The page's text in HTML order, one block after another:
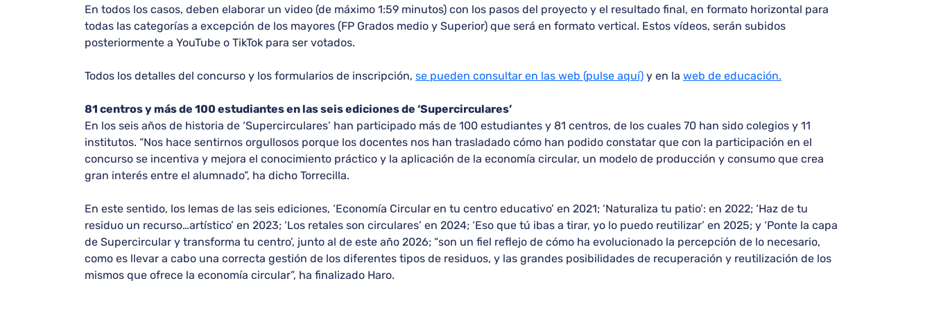
En todos los casos, deben elaborar un video (de máximo 1:59 minutos) con los pasos del proyecto y el resultado final, en formato horizontal para
todas las categorías a excepción de los mayores (FP Grados medio y Superior) que será en formato vertical. Estos vídeos, serán subidos
posteriormente a YouTube o TikTok para ser votados.
Todos los detalles del concurso y los formularios de inscripción, se pueden consultar en las web (pulse aquí) y en la web de educación.
81 centros y más de 100 estudiantes en las seis ediciones de ‘Supercirculares’
En los seis años de historia de ‘Supercirculares’ han participado más de 100 estudiantes y 81 centros, de los cuales 70 han sido colegios y 11
institutos. “Nos hace sentirnos orgullosos porque los docentes nos han trasladado cómo han podido constatar que con la participación en el
concurso se incentiva y mejora el conocimiento práctico y la aplicación de la economía circular, un modelo de producción y consumo que crea
gran interés entre el alumnado”, ha dicho Torrecilla.
En este sentido, los lemas de las seis ediciones, ‘Economía Circular en tu centro educativo’ en 2021; ‘Naturaliza tu patio’: en 2022; ‘Haz de tu
residuo un recurso…artístico’ en 2023; ‘Los retales son circulares’ en 2024; ‘Eso que tú ibas a tirar, yo lo puedo reutilizar’ en 2025; y ‘Ponte la capa
de Supercircular y transforma tu centro’, junto al de este año 2026; “son un fiel reflejo de cómo ha evolucionado la percepción de lo necesario,
como es llevar a cabo una correcta gestión de los diferentes tipos de residuos, y las grandes posibilidades de recuperación y reutilización de los
mismos que ofrece la economía circular”, ha finalizado Haro.